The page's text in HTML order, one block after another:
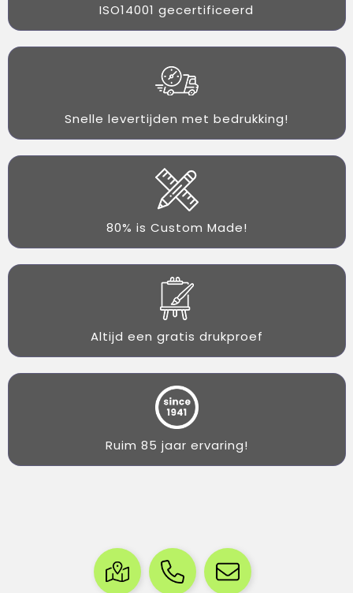
ISO14001 gecertificeerd
Snelle levertijden met bedrukking!
80% is Custom Made!
Altijd een gratis drukproef
Ruim 85 jaar ervaring!